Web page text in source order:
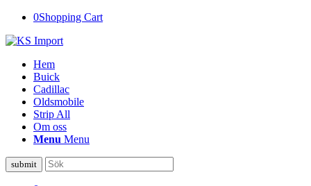
0Shopping Cart
Hem
Buick
Cadillac
Oldsmobile
Strip All
Om oss
Menu Menu